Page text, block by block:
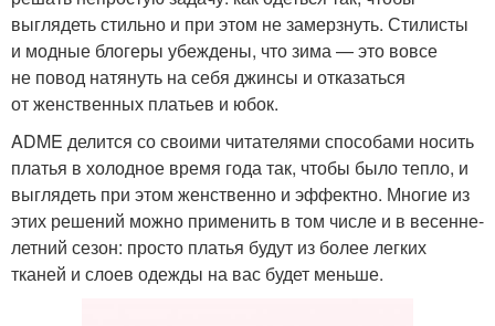
выглядеть стильно и при этом не замерзнуть. Стилисты
и модные блогеры убеждены, что зима — это вовсе
не повод натянуть на себя джинсы и отказаться
от женственных платьев и юбок.
ADME делится со своими читателями способами носить
платья в холодное время года так, чтобы было тепло, и
выглядеть при этом женственно и эффектно. Многие из
этих решений можно применить в том числе и в весенне-
летний сезон: просто платья будут из более легких
тканей и слоев одежды на вас будет меньше.